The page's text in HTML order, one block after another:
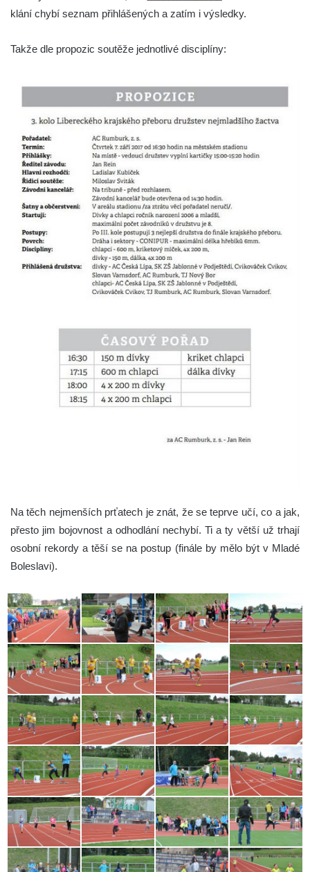
klání chybí seznam přihlášených a zatím i výsledky.
Takže dle propozic soutěže jednotlivé disciplíny:
Na těch nejmenších prťatech je znát, že se teprve učí, co a jak,
přesto jim bojovnost a odhodlání nechybí. Ti a ty větší už trhají
osobní rekordy a těší se na postup (finále by mělo být v Mladé
Boleslavi).